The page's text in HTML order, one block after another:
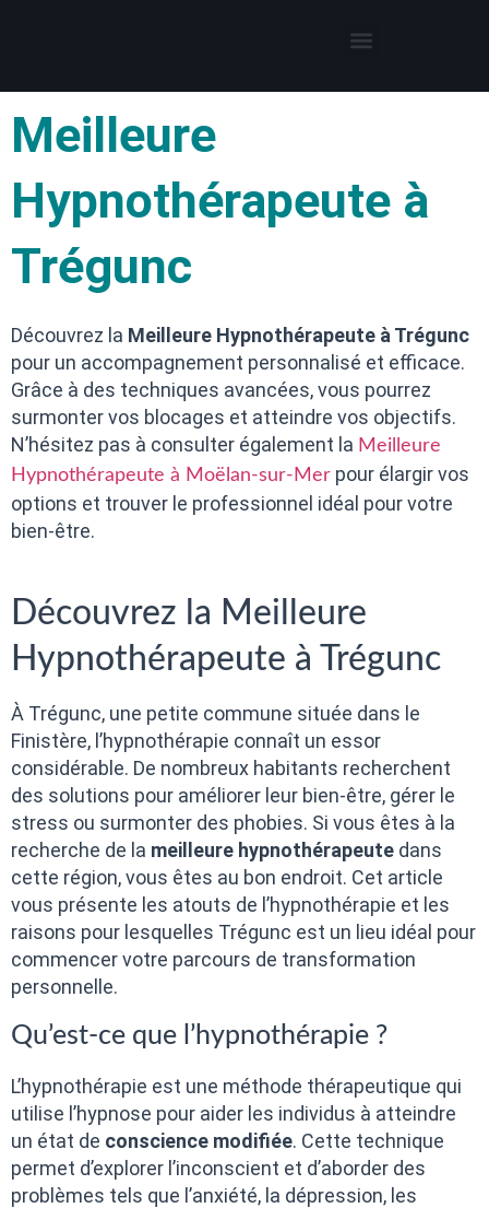
Meilleure
Hypnothérapeute à
Trégunc
Découvrez la Meilleure Hypnothérapeute à Trégunc
pour un accompagnement personnalisé et efficace.
Grâce à des techniques avancées, vous pourrez
surmonter vos blocages et atteindre vos objectifs.
N’hésitez pas à consulter également la Meilleure
Hypnothérapeute à Moëlan-sur-Mer pour élargir vos
options et trouver le professionnel idéal pour votre
bien-être.
Découvrez la Meilleure
Hypnothérapeute à Trégunc
À Trégunc, une petite commune située dans le
Finistère, l’hypnothérapie connaît un essor
considérable. De nombreux habitants recherchent
des solutions pour améliorer leur bien-être, gérer le
stress ou surmonter des phobies. Si vous êtes à la
recherche de la meilleure hypnothérapeute dans
cette région, vous êtes au bon endroit. Cet article
vous présente les atouts de l’hypnothérapie et les
raisons pour lesquelles Trégunc est un lieu idéal pour
commencer votre parcours de transformation
personnelle.
Qu’est-ce que l’hypnothérapie ?
L’hypnothérapie est une méthode thérapeutique qui
utilise l’hypnose pour aider les individus à atteindre
un état de conscience modifiée. Cette technique
permet d’explorer l’inconscient et d’aborder des
problèmes tels que l’anxiété, la dépression, les